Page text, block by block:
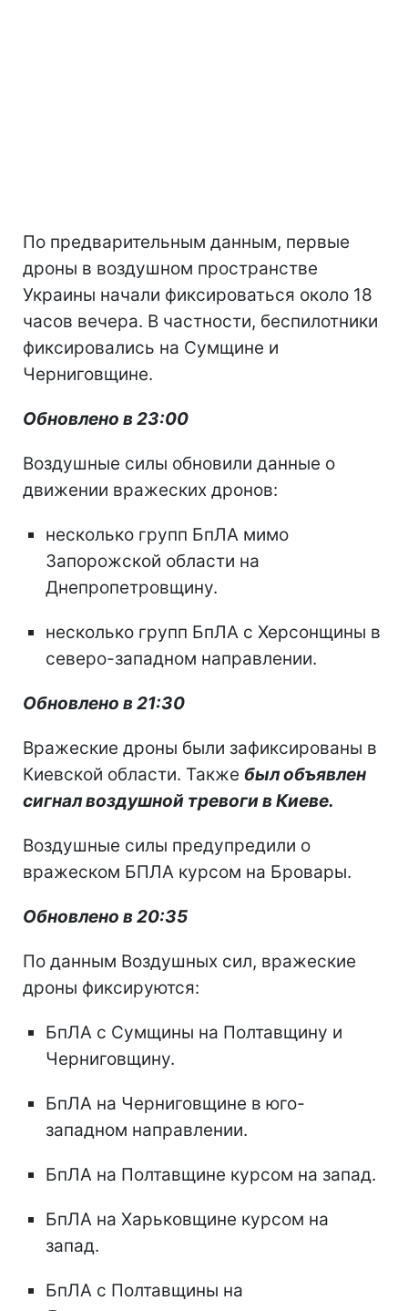
По предварительным данным, первые
дроны в воздушном пространстве
Украины начали фиксироваться около 18
часов вечера. В частности, беспилотники
фиксировались на Сумщине и
Черниговщине.
Обновлено в 23:00
Воздушные силы обновили данные о
движении вражеских дронов:
несколько групп БпЛА мимо
Запорожской области на
Днепропетровщину.
несколько групп БпЛА с Херсонщины в
северо-западном направлении.
Обновлено в 21:30
Вражеские дроны были зафиксированы в
Киевской области. Также был объявлен
сигнал воздушной тревоги в Киеве.
Воздушные силы предупредили о
вражеском БПЛА курсом на Бровары.
Обновлено в 20:35
По данным Воздушных сил, вражеские
дроны фиксируются:
БпЛА с Сумщины на Полтавщину и
Черниговщину.
БпЛА на Черниговщине в юго-
западном направлении.
БпЛА на Полтавщине курсом на запад.
БпЛА на Харьковщине курсом на
запад.
БпЛА с Полтавщины на